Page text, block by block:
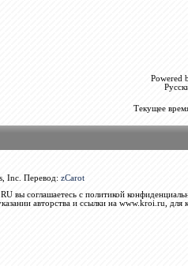
Powered
Текущее
Inc. Перевод: zCarot
вы соглашаетесь с политикой
авторства и ссылки на www.kroi.ru, для